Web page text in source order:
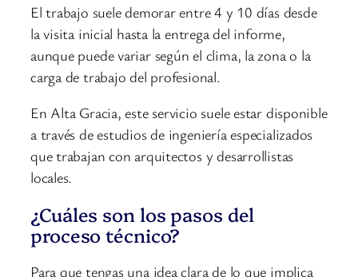
El trabajo suele demorar entre 4 y 10 días desde
la visita inicial hasta la entrega del informe,
aunque puede variar según el clima, la zona o la
carga de trabajo del profesional.
En Alta Gracia, este servicio suele estar disponible
a través de estudios de ingeniería especializados
que trabajan con arquitectos y desarrollistas
locales.
¿Cuáles son los pasos del
proceso técnico?
Para que tengas una idea clara de lo que implica